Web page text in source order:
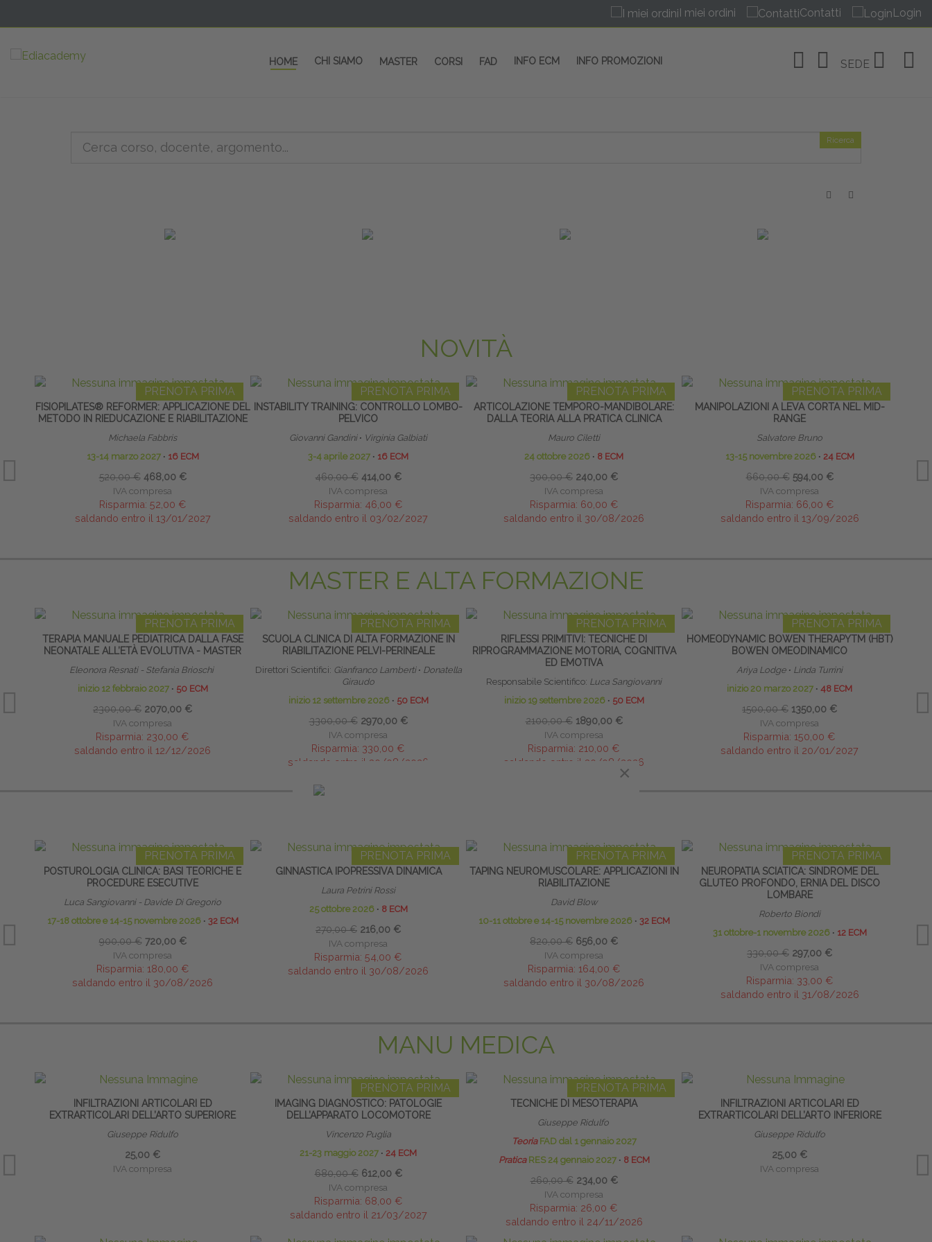
I miei ordini Contatti Login
HOME CHI SIAMO MASTER CORSI FAD INFO ECM INFO PROMOZIONI SEDE
Ricerca
NOVITÀ
PRENOTA PRIMA
FISIOPILATES® REFORMER: APPLICAZIONE DEL
METODO IN RIEDUCAZIONE E RIABILITAZIONE
Michaela Fabbris
13-14 marzo 2027 ∙ 16 ECM
520,00 € 468,00 €
IVA compresa
Risparmia: 52,00 €
saldando entro il 13/01/2027
PRENOTA PRIMA
INSTABILITY TRAINING: CONTROLLO LOMBO-
PELVICO
Giovanni Gandini ∙ Virginia Galbiati
3-4 aprile 2027 ∙ 16 ECM
460,00 € 414,00 €
IVA compresa
Risparmia: 46,00 €
saldando entro il 03/02/2027
PRENOTA PRIMA
ARTICOLAZIONE TEMPORO-MANDIBOLARE:
DALLA TEORIA ALLA PRATICA CLINICA
Mauro Ciletti
24 ottobre 2026 ∙ 8 ECM
300,00 € 240,00 €
IVA compresa
Risparmia: 60,00 €
saldando entro il 30/08/2026
PRENOTA PRIMA
MANIPOLAZIONI A LEVA CORTA NEL MID-
RANGE
Salvatore Bruno
13-15 novembre 2026 ∙ 24 ECM
660,00 € 594,00 €
IVA compresa
Risparmia: 66,00 €
saldando entro il 13/09/2026
MASTER E ALTA FORMAZIONE
PRENOTA PRIMA
TERAPIA MANUALE PEDIATRICA DALLA FASE
NEONATALE ALL’ETÀ EVOLUTIVA - MASTER
Eleonora Resnati - Stefania Brioschi
inizio 12 febbraio 2027 ∙ 50 ECM
2300,00 € 2070,00 €
IVA compresa
Risparmia: 230,00 €
saldando entro il 12/12/2026
PRENOTA PRIMA
SCUOLA CLINICA DI ALTA FORMAZIONE IN
RIABILITAZIONE PELVI-PERINEALE
Direttori Scientifici: Gianfranco Lamberti ∙ Donatella
Giraudo
inizio 12 settembre 2026 ∙ 50 ECM
3300,00 € 2970,00 €
IVA compresa
Risparmia: 330,00 €
saldando entro il 30/08/2026
PRENOTA PRIMA
RIFLESSI PRIMITIVI: TECNICHE DI
RIPROGRAMMAZIONE MOTORIA, COGNITIVA
ED EMOTIVA
Responsabile Scientifico: Luca Sangiovanni
inizio 19 settembre 2026 ∙ 50 ECM
2100,00 € 1890,00 €
IVA compresa
Risparmia: 210,00 €
saldando entro il 30/08/2026
PRENOTA PRIMA
HOMEODYNAMIC BOWEN THERAPYTM (HBT)
BOWEN OMEODINAMICO
Ariya Lodge ∙ Linda Turrini
inizio 20 marzo 2027 ∙ 48 ECM
1500,00 € 1350,00 €
IVA compresa
Risparmia: 150,00 €
saldando entro il 20/01/2027
PRENOTA PRIMA
POSTUROLOGIA CLINICA: BASI TEORICHE E
PROCEDURE ESECUTIVE
Luca Sangiovanni - Davide Di Gregorio
17-18 ottobre e 14-15 novembre 2026 ∙ 32 ECM
900,00 € 720,00 €
IVA compresa
Risparmia: 180,00 €
saldando entro il 30/08/2026
PRENOTA PRIMA
GINNASTICA IPOPRESSIVA DINAMICA
Laura Petrini Rossi
25 ottobre 2026 ∙ 8 ECM
270,00 € 216,00 €
IVA compresa
Risparmia: 54,00 €
saldando entro il 30/08/2026
PRENOTA PRIMA
TAPING NEUROMUSCOLARE: APPLICAZIONI IN
RIABILITAZIONE
David Blow
10-11 ottobre e 14-15 novembre 2026 ∙ 32 ECM
820,00 € 656,00 €
IVA compresa
Risparmia: 164,00 €
saldando entro il 30/08/2026
PRENOTA PRIMA
NEUROPATIA SCIATICA: SINDROME DEL
GLUTEO PROFONDO, ERNIA DEL DISCO
LOMBARE
Roberto Biondi
31 ottobre-1 novembre 2026 ∙ 12 ECM
330,00 € 297,00 €
IVA compresa
Risparmia: 33,00 €
saldando entro il 31/08/2026
MANU MEDICA
INFILTRAZIONI ARTICOLARI ED
EXTRARTICOLARI DELL’ARTO SUPERIORE
Giuseppe Ridulfo
25,00 €
IVA compresa
PRENOTA PRIMA
IMAGING DIAGNOSTICO: PATOLOGIE
DELL’APPARATO LOCOMOTORE
Vincenzo Puglia
21-23 maggio 2027 ∙ 24 ECM
680,00 € 612,00 €
IVA compresa
Risparmia: 68,00 €
saldando entro il 21/03/2027
PRENOTA PRIMA
TECNICHE DI MESOTERAPIA
Giuseppe Ridulfo
Teoria FAD dal 1 gennaio 2027
PraticaRES 24 gennaio 2027 ∙ 8 ECM
260,00 € 234,00 €
IVA compresa
Risparmia: 26,00 €
saldando entro il 24/11/2026
INFILTRAZIONI ARTICOLARI ED
EXTRARTICOLARI DELL’ARTO INFERIORE
Giuseppe Ridulfo
25,00 €
IVA compresa
×